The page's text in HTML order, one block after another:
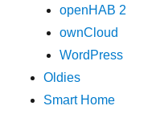
openHAB 2
ownCloud
WordPress
Oldies
Smart Home